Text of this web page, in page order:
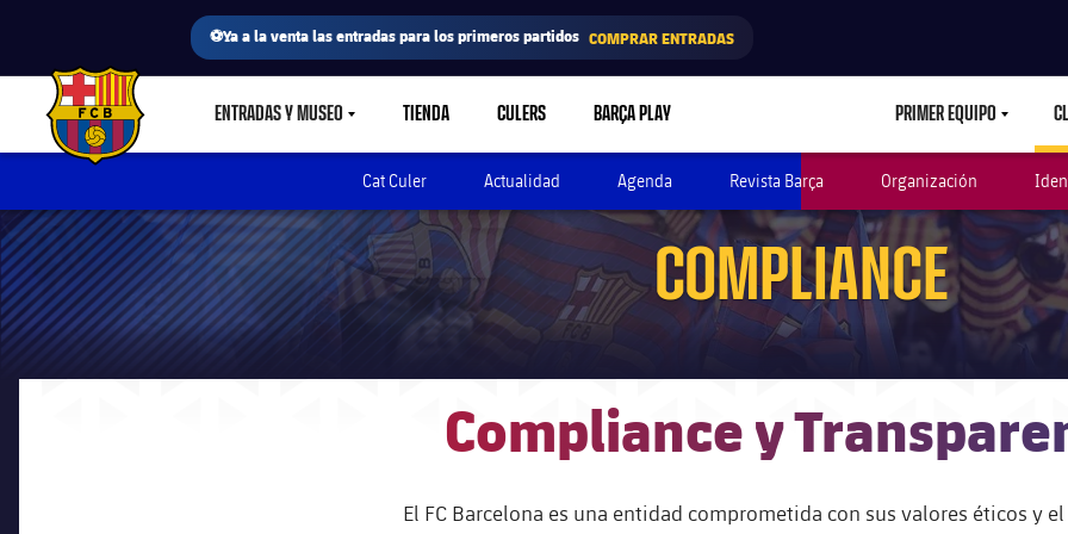
⚽Ya a la venta las entradas para los primeros partidos COMPRAR ENTRADAS
FC Barcelona club badge ENTRADAS Y MUSEOLABEL.SHARE.CARETDOWN
TIENDA CULERS BARÇA PLAY PRIMER EQUIPO
Cat Culer Actualidad Agenda Revista Barça Organización
COMPLIANCE
Compliance y
El FC Barcelona es una entidad comprometida con sus valores éticos y